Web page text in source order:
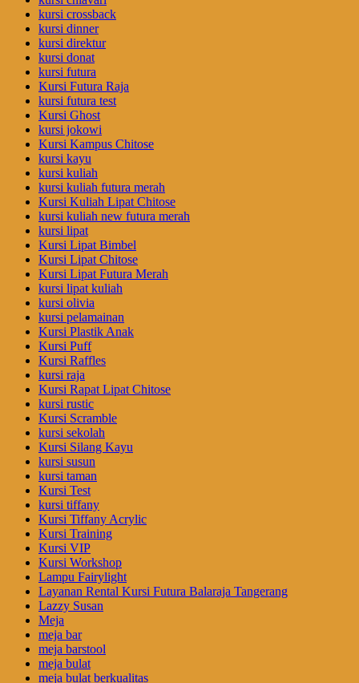
kursi crossback
kursi dinner
kursi direktur
kursi donat
kursi futura
Kursi Futura Raja
kursi futura test
Kursi Ghost
kursi jokowi
Kursi Kampus Chitose
kursi kayu
kursi kuliah
kursi kuliah futura merah
Kursi Kuliah Lipat Chitose
kursi kuliah new futura merah
kursi lipat
Kursi Lipat Bimbel
Kursi Lipat Chitose
Kursi Lipat Futura Merah
kursi lipat kuliah
kursi olivia
kursi pelamainan
Kursi Plastik Anak
Kursi Puff
Kursi Raffles
kursi raja
Kursi Rapat Lipat Chitose
kursi rustic
Kursi Scramble
kursi sekolah
Kursi Silang Kayu
kursi susun
kursi taman
Kursi Test
kursi tiffany
Kursi Tiffany Acrylic
Kursi Training
Kursi VIP
Kursi Workshop
Lampu Fairylight
Layanan Rental Kursi Futura Balaraja Tangerang
Lazzy Susan
Meja
meja bar
meja barstool
meja bulat
meja bulat berkualitas